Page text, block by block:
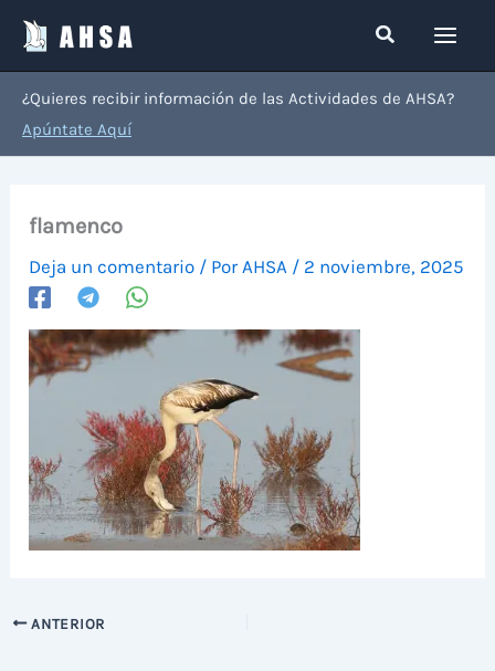
contenido
Buscar
¿Quieres recibir información de las Actividades de AHSA?
Apúntate Aquí
flamenco
Deja un comentario / Por AHSA / 2 noviembre, 2025
ANTERIOR